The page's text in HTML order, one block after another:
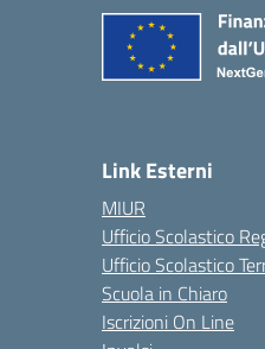
Link Esterni
MIUR
Ufficio Scolastico
Ufficio Scolastico
Scuola in Chiaro
Iscrizioni On Line